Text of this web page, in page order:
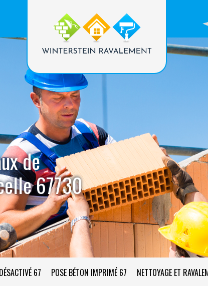
de
67730
67 POSE BÉTON IMPRIMÉ 67 NETTOYAGE ET